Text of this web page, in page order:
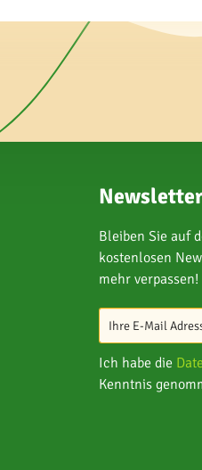
Bleiben Sie auf
kostenlosen
mehr verpassen!
Ich habe die
Kenntnis